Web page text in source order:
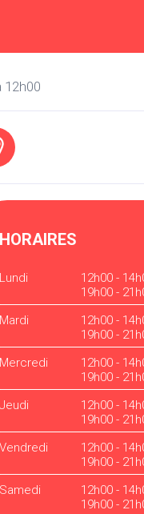
12h00
HORAIRES
Lundi
12h00 -
19h00 -
Mardi
12h00 -
19h00 -
Mercredi
12h00 -
19h00 -
Jeudi
12h00 -
19h00 -
Vendredi
12h00 -
19h00 -
Samedi
12h00 -
19h00 -